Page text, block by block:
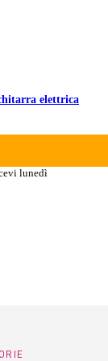
elettrica
lunedì